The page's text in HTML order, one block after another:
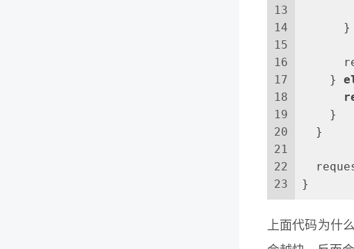
13
14
15
16
17
18
19
20
21
22
23
      }
    }
    }
  }
}
上面代码为什